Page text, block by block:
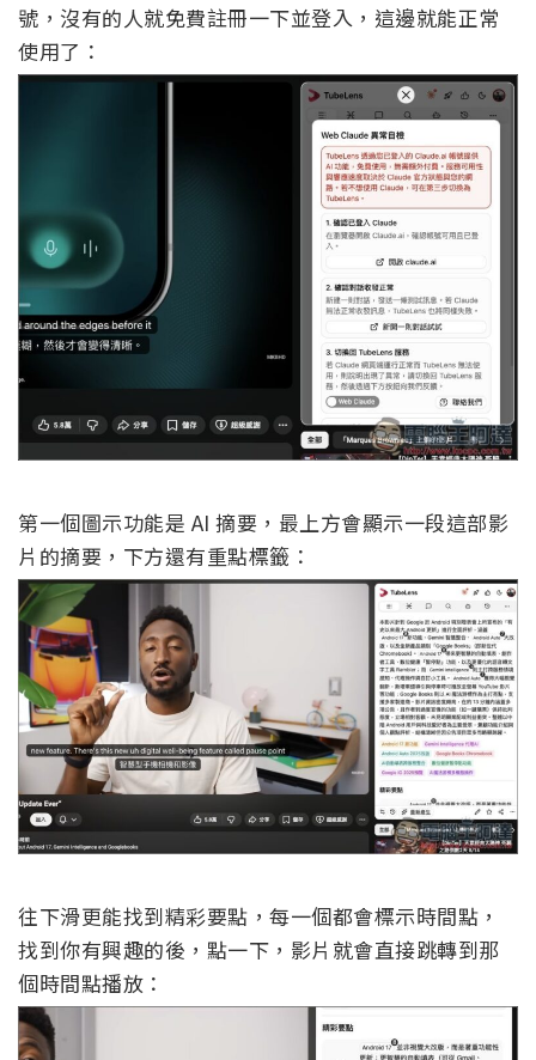
號，沒有的人就免費註冊一下並登入，這邊就能正常
使用了：
第一個圖示功能是 AI 摘要，最上方會顯示一段這部影
片的摘要，下方還有重點標籤：
往下滑更能找到精彩要點，每一個都會標示時間點，
找到你有興趣的後，點一下，影片就會直接跳轉到那
個時間點播放：